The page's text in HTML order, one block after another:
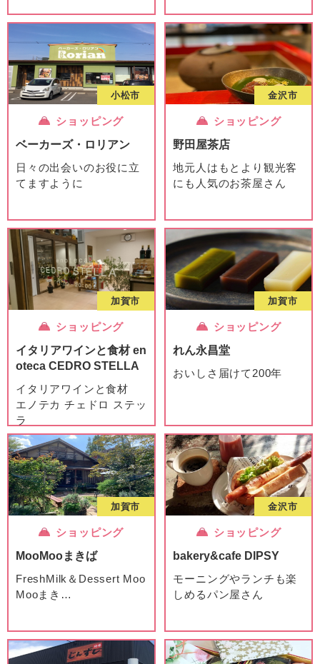
小松市
ショッピング
ベーカーズ・ロリアン
日々の出会いのお役に立
てますように
金沢市
ショッピング
野田屋茶店
地元人はもとより観光客
にも人気のお茶屋さん
加賀市
ショッピング
イタリアワインと食材 en
oteca CEDRO STELLA
イタリアワインと食材
エノテカ チェドロ ステッ
ラ
加賀市
ショッピング
れん永昌堂
おいしさ届けて200年
加賀市
ショッピング
MooMooまきば
FreshMilk＆Dessert Moo
Mooまき …
金沢市
ショッピング
bakery&cafe DIPSY
モーニングやランチも楽
しめるパン屋さん